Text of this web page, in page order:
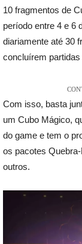
10 fragmentos de
período entre 4 e 6
diariamente até 30
concluírem
Com isso, basta
um Cubo Mágico,
do game e tem o
os pacotes
outros.